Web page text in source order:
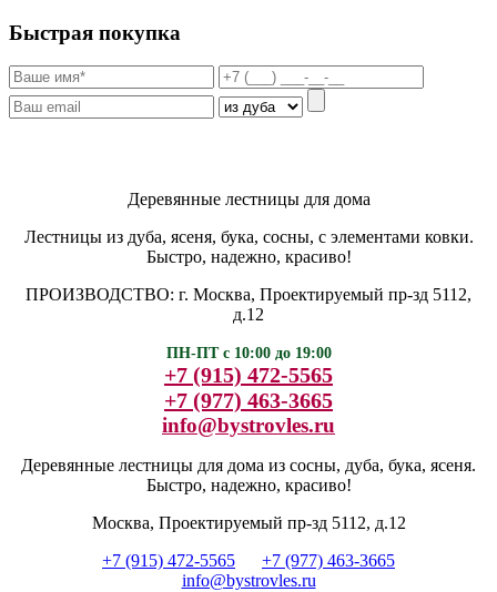
Быстрая покупка
Деревянные лестницы для дома
Лестницы из дуба, ясеня, бука, сосны, с элементами ковки.
Быстро, надежно, красиво!
ПРОИЗВОДСТВО: г. Москва, Проектируемый пр-зд 5112,
д.12
ПН-ПТ с 10:00 до 19:00
+7 (915) 472-5565
+7 (977) 463-3665
info@bystrovles.ru
Деревянные лестницы для дома из сосны, дуба, бука, ясеня.
Быстро, надежно, красиво!
Москва, Проектируемый пр-зд 5112, д.12
+7 (915) 472-5565
+7 (977) 463-3665
info@bystrovles.ru